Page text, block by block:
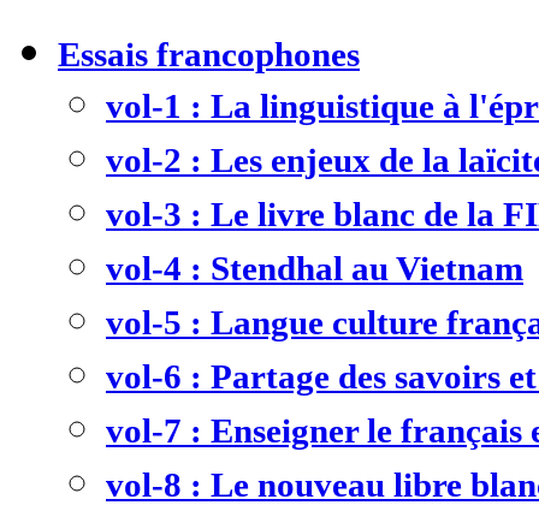
Essais francophones
vol-1 : La linguistique à
vol-2 : Les enjeux de la
vol-3 : Le livre blanc de la
vol-4 : Stendhal au Vietnam
vol-5 : Langue culture
vol-6 : Partage des savoirs
vol-7 : Enseigner le
vol-8 : Le nouveau libre